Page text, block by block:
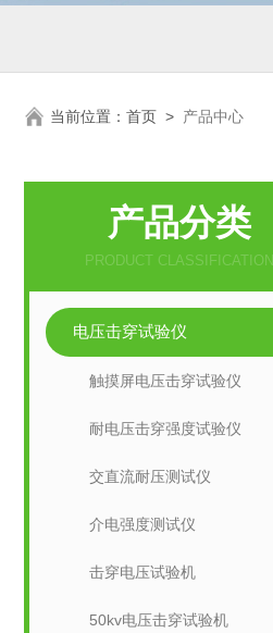
当前位置： 首页 > 产品中心
产品分类
PRODUCT CLASSIFICATION
电压击穿试验仪
触摸屏电压击穿试验仪
耐电压击穿强度试验仪
交直流耐压测试仪
介电强度测试仪
击穿电压试验机
50kv电压击穿试验机